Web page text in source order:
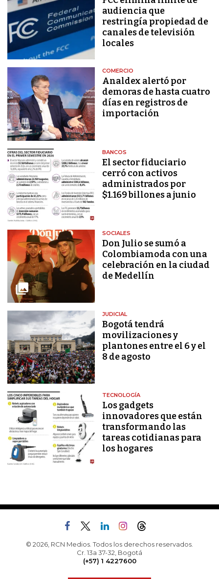
audiencia que
restringía propiedad de
canales de televisión
locales
COMERCIO
Analdex alertó por
demoras de hasta cuatro
días en registros de
importación
BANCOS
El sector fiduciario
cerró con activos
administrados por
$1.169 billones a junio
SOCIALES
Don Julio se sumó a
Colombiamoda con una
celebración en la ciudad
de Medellín
JUDICIAL
Bogotá tendrá
movilizaciones y
plantones entre el 6 y el
8 de agosto
TECNOLOGÍA
Los gadgets
innovadores que están
transformando las
tareas cotidianas para
los hogares
© 2026, RCN Medios. Todos los derechos reservados.
Cr. 13a 37-32, Bogotá
(+57) 1 4227600